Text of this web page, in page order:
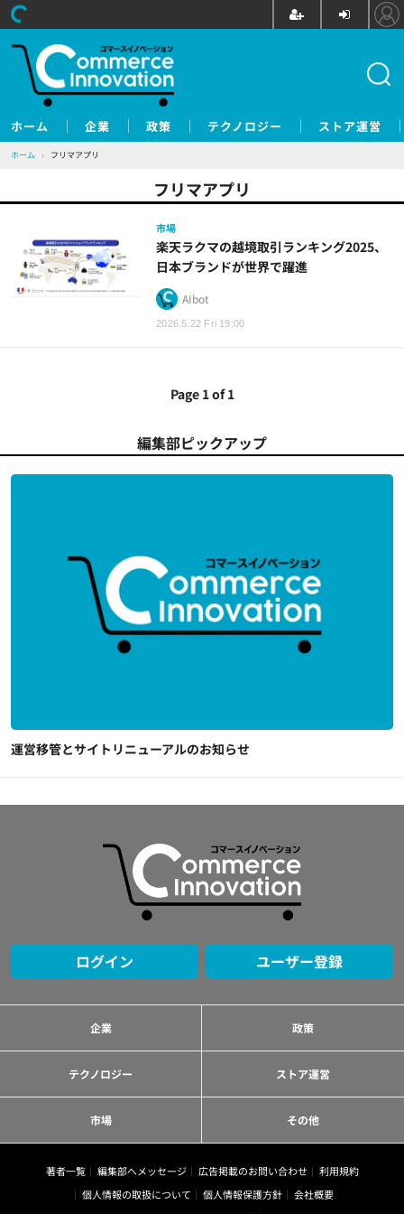
ホーム 企業 政策 テクノロジー ストア運営
ホーム › フリマアプリ
フリマアプリ
市場
2026.5.22 Fri 19:00
楽天ラクマの越境取引ランキング2025、
日本ブランドが世界で躍進
AIbot
Page 1 of 1
編集部ピックアップ
運営移管とサイトリニューアルのお知らせ
ログイン ユーザー登録
企業 政策
テクノロジー ストア運営
市場 その他
著者一覧 編集部へメッセージ 広告掲載のお問い合わせ
利用規約
個人情報の取扱について
個人情報保護方針
会社概要